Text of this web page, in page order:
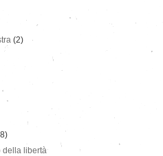
(2)
della libertà